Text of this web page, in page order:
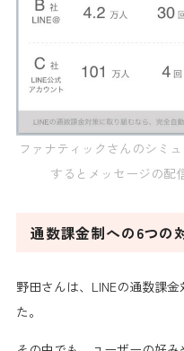
ファナティックさんのシミ
するとメッセージの配
通数課金制への6つの
野田さんは、LINEの通数課金
た。